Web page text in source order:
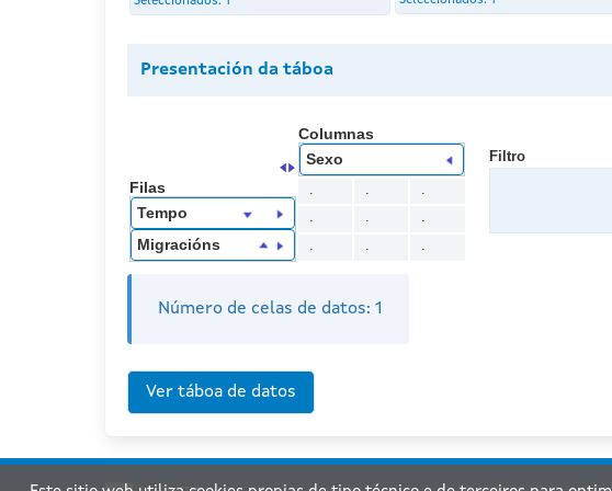
Presentación da táboa
Columnas
Sexo
Filas
Tempo
Migracións
. .
.
.
.
.
.
. .
Filtro
Número de celas de datos: 1